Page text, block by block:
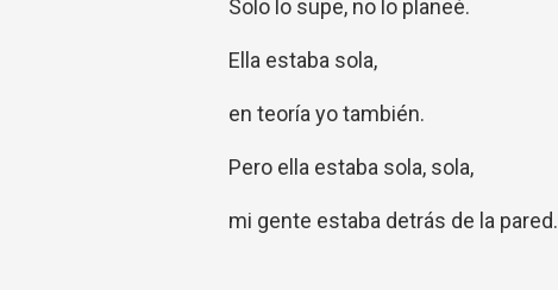
Solo lo supe, no lo planeé.
Ella estaba sola,
en teoría yo también.
Pero ella estaba sola, sola,
mi gente estaba detrás de la pared.